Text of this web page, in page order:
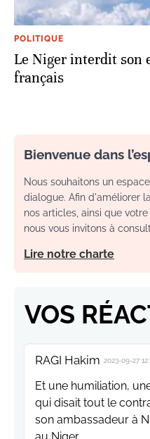
POLITIQUE
Le Niger interdit son
français
Bienvenue dans
Nous souhaitons un
dialogue. Afin d'améliorer
nos articles, ainsi que
nous vous invitons à
Lire notre charte
VOS
RAGI Hakim 2023-09-27
Et une humiliation,
qui disait tout le
son ambassadeur à